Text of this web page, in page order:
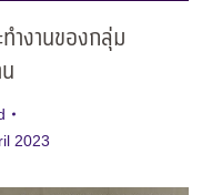
ำงานของกลุ่ม
2023